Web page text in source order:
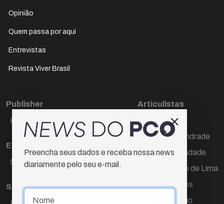
Opinião
Quem passa por aqui
Entrevistas
Revista Viver Brasil
Publisher
Paulo Cesar de Oliveira
Editora Chefe
Sueli Cotta
Sub-editora
Articulistas
Décio Freire
Dr Marcos Andrade
Hamilton Trindade
Igor Carvalho de Lima
Mario Campos
Renata Araújo
Preencha seus dados e receba nossa news
diariamente pelo seu e-mail.